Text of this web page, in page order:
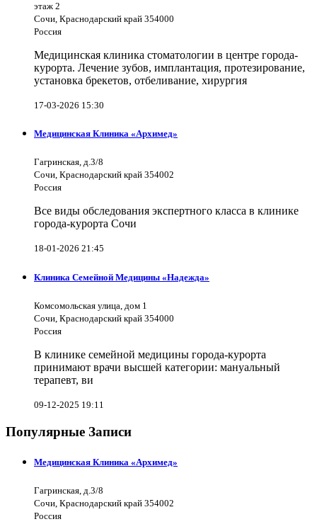
этаж 2
Сочи, Краснодарский край 354000
Россия
Медицинская клиника стоматологии в центре города-
курорта. Лечение зубов, имплантация, протезирование,
установка брекетов, отбеливание, хирургия
17-03-2026 15:30
Медицинская Клиника «Архимед»
Гагринская, д.3/8
Сочи, Краснодарский край 354002
Россия
Все виды обследования экспертного класса в клинике
города-курорта Сочи
18-01-2026 21:45
Клиника Семейной Медицины «Надежда»
Комсомольская улица, дом 1
Сочи, Краснодарский край 354000
Россия
В клинике семейной медицины города-курорта
принимают врачи высшей категории: мануальный
терапевт, ви
09-12-2025 19:11
Популярные Записи
Медицинская Клиника «Архимед»
Гагринская, д.3/8
Сочи, Краснодарский край 354002
Россия